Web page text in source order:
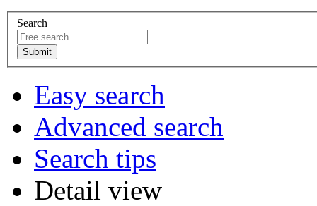
Search
Easy search
Advanced search
Search tips
Detail view